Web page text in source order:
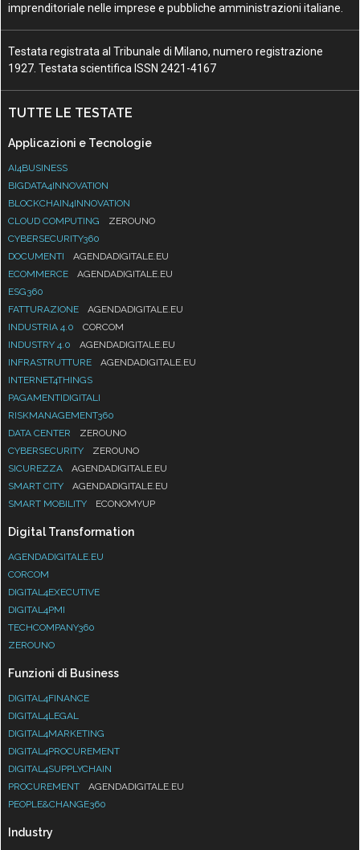
imprenditoriale nelle imprese e pubbliche amministrazioni italiane.
Testata registrata al Tribunale di Milano, numero registrazione
1927. Testata scientifica ISSN 2421-4167
TUTTE LE TESTATE
Applicazioni e Tecnologie
AI4BUSINESS
BIGDATA4INNOVATION
BLOCKCHAIN4INNOVATION
CLOUD COMPUTING
ZEROUNO
CYBERSECURITY360
DOCUMENTI
AGENDADIGITALE.EU
ECOMMERCE
AGENDADIGITALE.EU
ESG360
FATTURAZIONE
AGENDADIGITALE.EU
INDUSTRIA 4.0
CORCOM
INDUSTRY 4.0
AGENDADIGITALE.EU
INFRASTRUTTURE
AGENDADIGITALE.EU
INTERNET4THINGS
PAGAMENTIDIGITALI
RISKMANAGEMENT360
DATA CENTER
ZEROUNO
CYBERSECURITY
ZEROUNO
SICUREZZA
AGENDADIGITALE.EU
SMART CITY
AGENDADIGITALE.EU
SMART MOBILITY
ECONOMYUP
Digital Transformation
AGENDADIGITALE.EU
CORCOM
DIGITAL4EXECUTIVE
DIGITAL4PMI
TECHCOMPANY360
ZEROUNO
Funzioni di Business
DIGITAL4FINANCE
DIGITAL4LEGAL
DIGITAL4MARKETING
DIGITAL4PROCUREMENT
DIGITAL4SUPPLYCHAIN
PROCUREMENT
AGENDADIGITALE.EU
PEOPLE&CHANGE360
Industry